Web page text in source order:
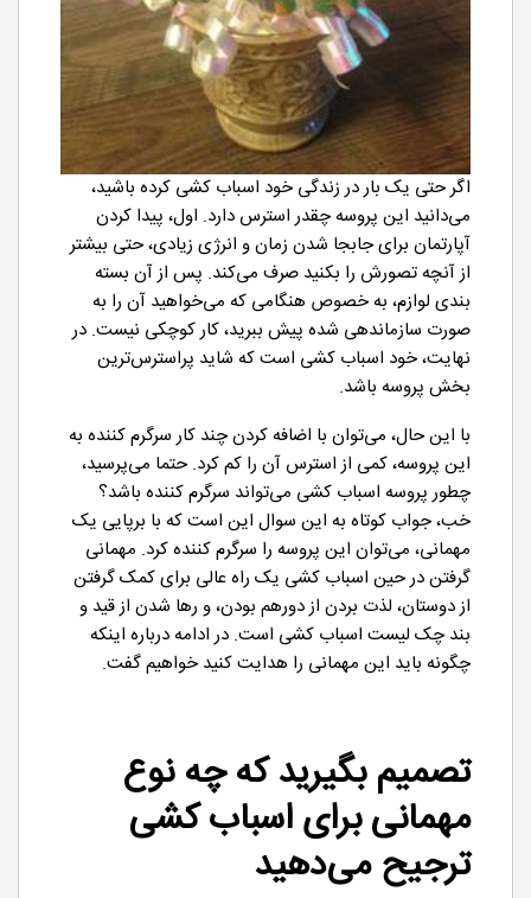
اگر حتی یک بار در زندگی خود اسباب کشی کرده باشید،
می‌دانید این پروسه چقدر استرس دارد. اول، پیدا کردن
آپارتمان برای جابجا شدن زمان و انرژی زیادی، حتی بیشتر
از آنچه تصورش را بکنید صرف می‌کند. پس از آن بسته
بندی لوازم، به خصوص هنگامی که می‌خواهید آن را به
صورت سازماندهی شده پیش ببرید، کار کوچکی نیست. در
نهایت، خود اسباب کشی است که شاید پراسترس‌ترین
بخش پروسه باشد.
با این حال، می‌توان با اضافه کردن چند کار سرگرم کننده به
این پروسه، کمی از استرس آن را کم کرد. حتما می‌پرسید،
چطور پروسه اسباب کشی می‌تواند سرگرم کننده باشد؟
خب، جواب کوتاه به این سوال این است که با برپایی یک
مهمانی، می‌توان این پروسه را سرگرم کننده کرد. مهمانی
گرفتن در حین اسباب کشی یک راه عالی برای کمک گرفتن
از دوستان، لذت بردن از دورهم بودن، و رها شدن از قید و
بند چک لیست اسباب کشی است. در ادامه درباره اینکه
چگونه باید این مهمانی را هدایت کنید خواهیم گفت.
تصمیم بگیرید که چه نوع
مهمانی برای اسباب کشی
ترجیح می‌دهید